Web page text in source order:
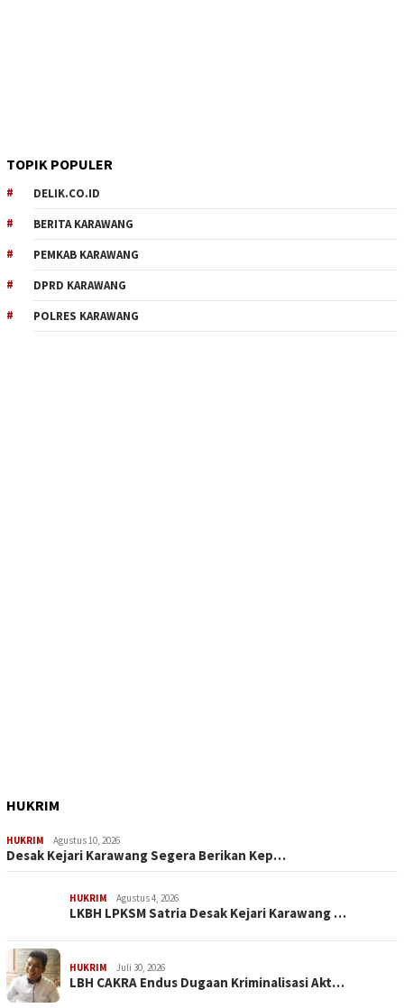
TOPIK POPULER
DELIK.CO.ID
BERITA KARAWANG
PEMKAB KARAWANG
DPRD KARAWANG
POLRES KARAWANG
HUKRIM
HUKRIM Agustus 10, 2026
Desak Kejari Karawang Segera Berikan Kep…
HUKRIM Agustus 4, 2026
LKBH LPKSM Satria Desak Kejari Karawang …
HUKRIM Juli 30, 2026
LBH CAKRA Endus Dugaan Kriminalisasi Akt…